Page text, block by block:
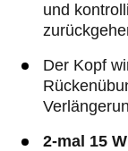
und
Der Kopf
2-mal 15